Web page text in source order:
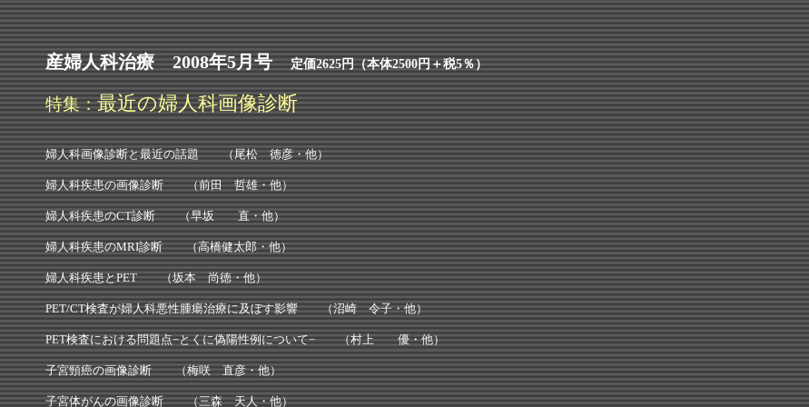
産婦人科治療 2008年5月号定価2625円（本体2500円＋税5％）
特集：最近の婦人科画像診断
婦人科画像診断と最近の話題 （尾松 徳彦・他）
婦人科疾患の画像診断 （前田 哲雄・他）
婦人科疾患のCT診断 （早坂 直・他）
婦人科疾患のMRI診断 （高橋健太郎・他）
婦人科疾患とPET （坂本 尚徳・他）
PET/CT検査が婦人科悪性腫瘍治療に及ぼす影響 （沼崎 令子・他）
PET検査における問題点−とくに偽陽性例について− （村上 優・他）
子宮頸癌の画像診断 （梅咲 直彦・他）
子宮体がんの画像診断 （三森 天人・他）